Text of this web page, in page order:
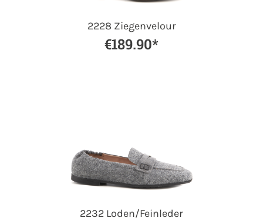
2228 Ziegenvelour
€189.90*
2232 Loden/Feinleder